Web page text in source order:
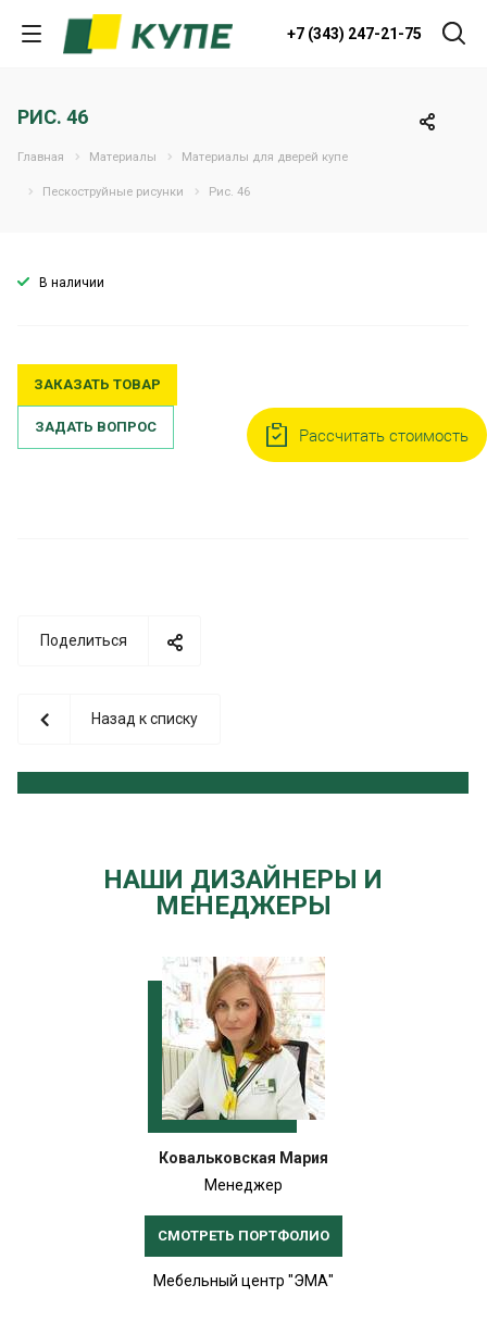
+7 (343) 247-21-75
РИС. 46
Главная Материалы Материалы для дверей купе
Пескоструйные рисунки Рис. 46
В наличии
ЗАКАЗАТЬ ТОВАР
ЗАДАТЬ ВОПРОС
Поделиться
Назад к списку
НАШИ ДИЗАЙНЕРЫ И
МЕНЕДЖЕРЫ
Ковальковская Мария
Менеджер
СМОТРЕТЬ ПОРТФОЛИО
Мебельный центр "ЭМА"
Рассчитать стоимость